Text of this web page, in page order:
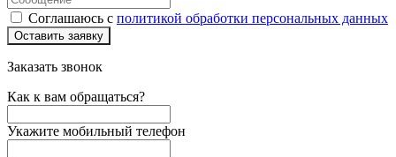
Соглашаюсь с политикой обработки персональных данных
Оставить заявку
Заказать звонок
Как к вам обращаться?
Укажите мобильный телефон